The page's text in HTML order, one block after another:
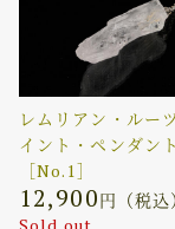
レムリアン・ルー
イント・ペンダント
［No.1］
12,900円（税込
Sold out